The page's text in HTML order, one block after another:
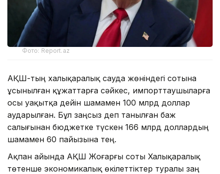
Фото: Report.az
АҚШ-тың халықаралық сауда жөніндегі сотына
ұсынылған құжаттарға сәйкес, импорттаушыларға
осы уақытқа дейін шамамен 100 млрд доллар
аударылған. Бұл заңсыз деп танылған баж
салығынан бюджетке түскен 166 млрд доллардың
шамамен 60 пайызына тең.
Ақпан айында АҚШ Жоғарғы соты Халықаралық
төтенше экономикалық өкілеттіктер туралы заң